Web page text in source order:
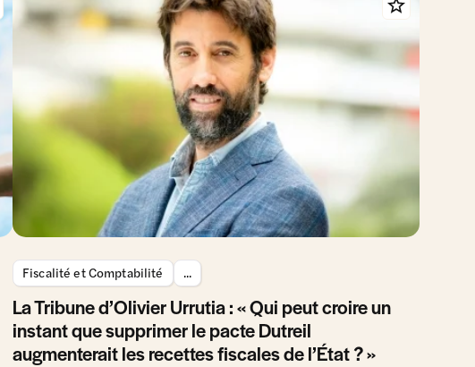
Fiscalité et Comptabilité ...
La Tribune d’Olivier Urrutia : « Qui peut croire un
instant que supprimer le pacte Dutreil
augmenterait les recettes fiscales de l’État ? »